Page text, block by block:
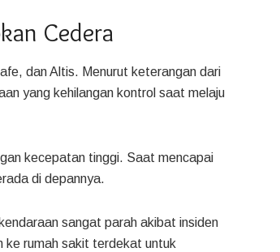
Cedera
dan Altis. Menurut keterangan dari
yang kehilangan kontrol saat melaju
kecepatan tinggi. Saat mencapai
di depannya.
sangat parah akibat insiden
ke rumah sakit terdekat untuk